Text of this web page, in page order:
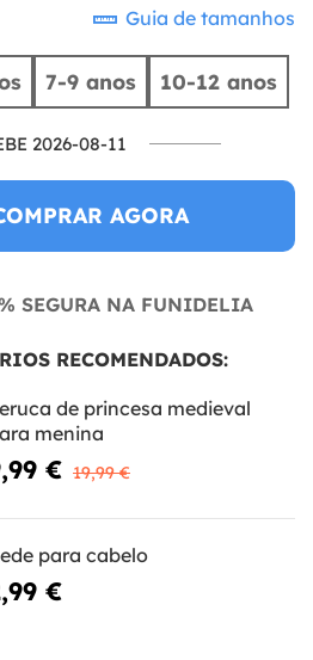
Guia de tamanhos
7-9 anos 10-12 anos
2026-08-11
AGORA
SEGURA NA FUNIDELIA
RECOMENDADOS:
de princesa medieval
menina
€ 19,99 €
para cabelo
€